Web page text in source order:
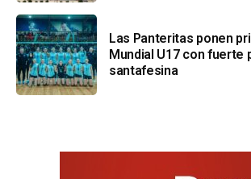
Las Panteritas ponen
Mundial U17 con fuerte
santafesina